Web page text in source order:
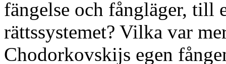
fängelse och fångläger, till
rättssystemet? Vilka var
Chodorkovskijs egen